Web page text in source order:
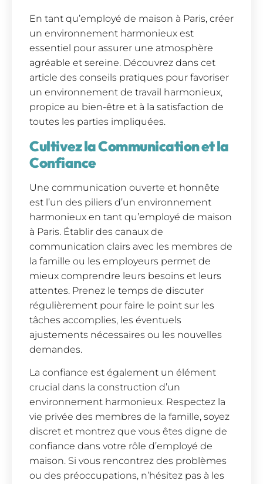
En tant qu’employé de maison à Paris, créer
un environnement harmonieux est
essentiel pour assurer une atmosphère
agréable et sereine. Découvrez dans cet
article des conseils pratiques pour favoriser
un environnement de travail harmonieux,
propice au bien-être et à la satisfaction de
toutes les parties impliquées.
Cultivez la Communication et la
Confiance
Une communication ouverte et honnête
est l’un des piliers d’un environnement
harmonieux en tant qu’employé de maison
à Paris. Établir des canaux de
communication clairs avec les membres de
la famille ou les employeurs permet de
mieux comprendre leurs besoins et leurs
attentes. Prenez le temps de discuter
régulièrement pour faire le point sur les
tâches accomplies, les éventuels
ajustements nécessaires ou les nouvelles
demandes.
La confiance est également un élément
crucial dans la construction d’un
environnement harmonieux. Respectez la
vie privée des membres de la famille, soyez
discret et montrez que vous êtes digne de
confiance dans votre rôle d’employé de
maison. Si vous rencontrez des problèmes
ou des préoccupations, n’hésitez pas à les